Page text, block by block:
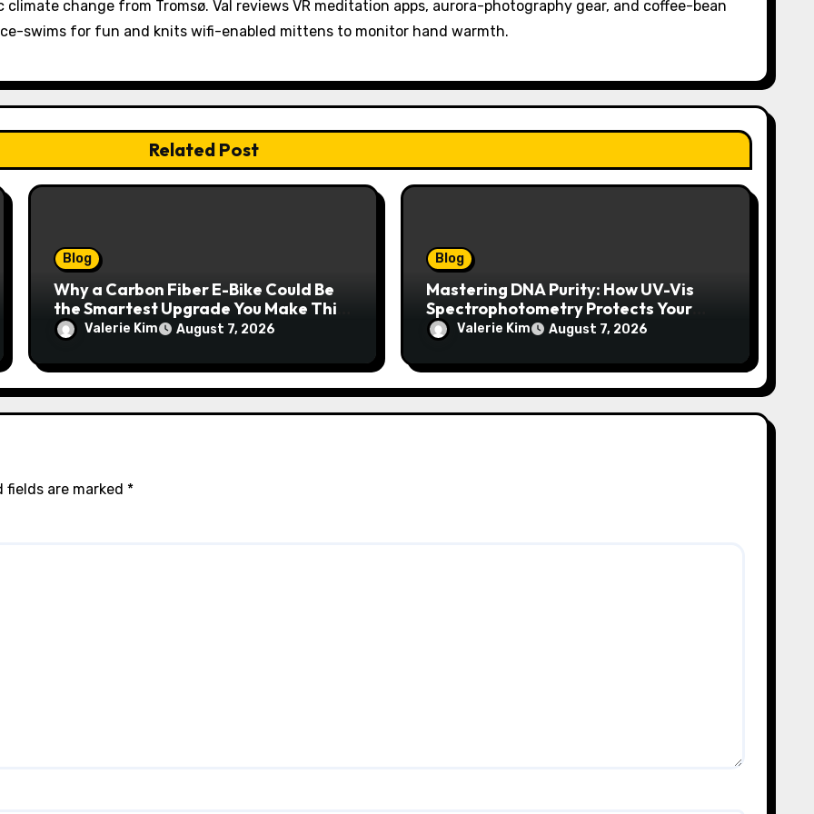
change from Tromsø. Val reviews VR meditation apps, aurora-photography gear, and coffee-bean
swims for fun and knits wifi-enabled mittens to monitor hand warmth.
Related Post
Blog
Why a Carbon Fiber E-Bike Could Be
the Smartest Upgrade You Make This
YearValerie Kim August 7, 2026
Blog
Mastering DNA Purity: How UV-Vis
Spectrophotometry Protects Your
Research Integrity
Valerie Kim August 7, 2026
fields are marked *